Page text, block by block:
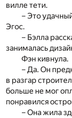
вилле тети.
– Это
Эгос.
– Бэлла
занималась
Фэн кивнула.
– Да. Он
в разгар
больше не мог
понравился
– Она жила